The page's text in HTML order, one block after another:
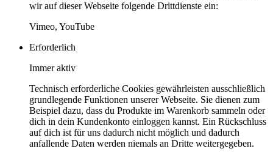
wir auf dieser Webseite folgende Drittdienste ein:
Vimeo, YouTube
Erforderlich
Immer aktiv
Technisch erforderliche Cookies gewährleisten ausschließlich
grundlegende Funktionen unserer Webseite. Sie dienen zum
Beispiel dazu, dass du Produkte im Warenkorb sammeln oder
dich in dein Kundenkonto einloggen kannst. Ein Rückschluss
auf dich ist für uns dadurch nicht möglich und dadurch
anfallende Daten werden niemals an Dritte weitergegeben.